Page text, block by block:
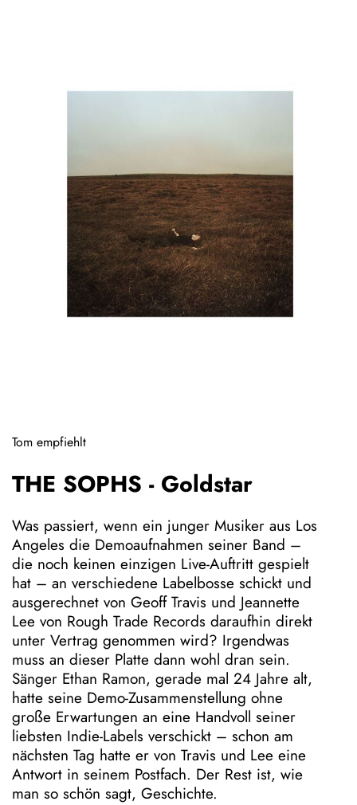
Tom empfiehlt
THE SOPHS - Goldstar
Was passiert, wenn ein junger Musiker aus Los
Angeles die Demoaufnahmen seiner Band –
die noch keinen einzigen Live-Auftritt gespielt
hat – an verschiedene Labelbosse schickt und
ausgerechnet von Geoff Travis und Jeannette
Lee von Rough Trade Records daraufhin direkt
unter Vertrag genommen wird? Irgendwas
muss an dieser Platte dann wohl dran sein.
Sänger Ethan Ramon, gerade mal 24 Jahre alt,
hatte seine Demo-Zusammenstellung ohne
große Erwartungen an eine Handvoll seiner
liebsten Indie-Labels verschickt – schon am
nächsten Tag hatte er von Travis und Lee eine
Antwort in seinem Postfach. Der Rest ist, wie
man so schön sagt, Geschichte.